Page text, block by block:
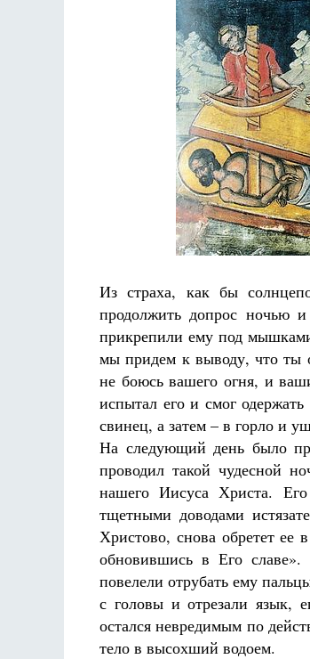
Из страха, как бы
продолжить допрос ночью
прикрепили ему под
мы придем к выводу, что ты
не боюсь вашего огня, и
испытал его и смог
свинец, а затем – в горло и
На следующий день было
проводил такой чудесной
нашего Иисуса Христа.
тщетными доводами
Христово, снова обретет ее
обновившись в Его славе».
повелели отрубать ему
с головы и отрезали язык,
остался невредимым по
тело в высохший водоем.